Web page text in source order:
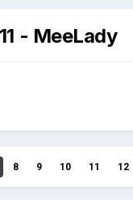
- MeeLady
8 9 10 11 12